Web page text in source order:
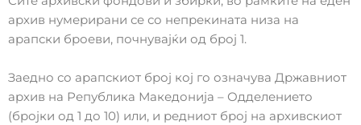
архив нумерирани се со непрекината низа на
арапски броеви, почнувајќи од број 1.
Заедно со арапскиот број кој го означува Државниот
архив на Република Македонија – Одделението
(бројки од 1 до 10) или, и редниот број на архивскиот